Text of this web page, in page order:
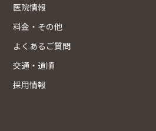
医院情報
料金・その他
よくあるご質問
交通・道順
採用情報